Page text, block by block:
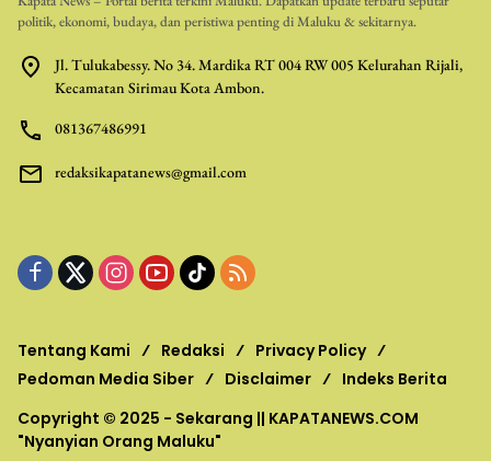
politik, ekonomi, budaya, dan peristiwa penting di Maluku & sekitarnya.
Jl. Tulukabessy. No 34. Mardika RT 004 RW 005 Kelurahan Rijali,
Kecamatan Sirimau Kota Ambon.
081367486991
redaksikapatanews@gmail.com
Tentang Kami Redaksi
Privacy Policy
Pedoman Media Siber
Disclaimer
Indeks Berita
Copyright © 2025 - Sekarang || KAPATANEWS.COM
"Nyanyian Orang Maluku"